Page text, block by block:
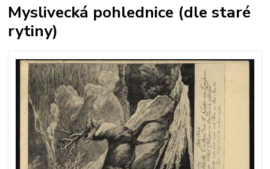
Myslivecká pohlednice (dle staré
rytiny)